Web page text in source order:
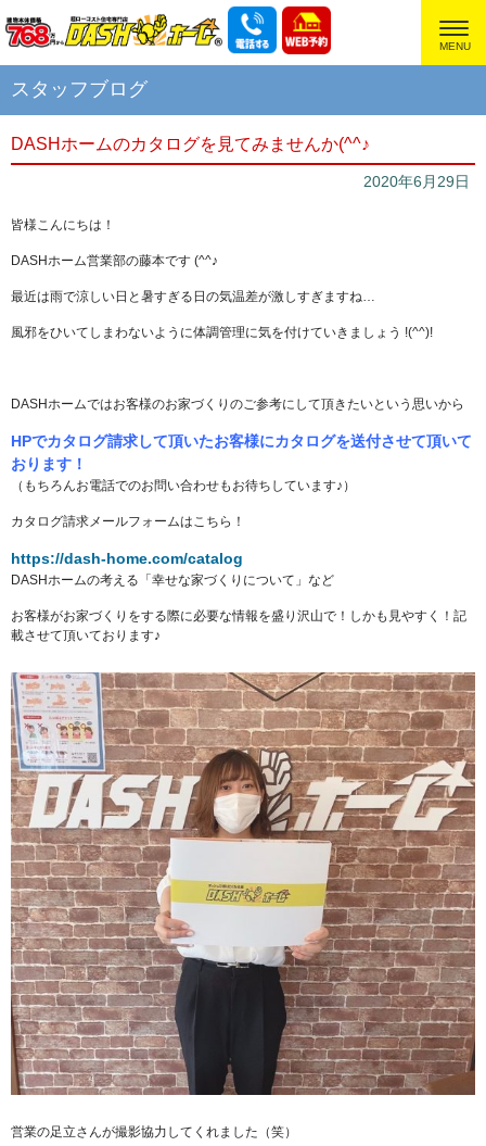
超ローコスト住宅専門店
スタッフブログ
DASHホームのカタログを見てみませんか(^^♪
2020年6月29日
皆様こんにちは！
DASHホーム営業部の藤本です (^^♪
最近は雨で涼しい日と暑すぎる日の気温差が激しすぎますね…
風邪をひいてしまわないように体調管理に気を付けていきましょう !(^^)!
DASHホームではお客様のお家づくりのご参考にして頂きたいという思いから
HPでカタログ請求して頂いたお客様にカタログを送付させて頂いて
おります！
（もちろんお電話でのお問い合わせもお待ちしています♪）
カタログ請求メールフォームはこちら！
https://dash-home.com/catalog
DASHホームの考える「幸せな家づくりについて」など
お客様がお家づくりをする際に必要な情報を盛り沢山で！しかも見やすく！記
載させて頂いております♪
営業の足立さんが撮影協力してくれました（笑）